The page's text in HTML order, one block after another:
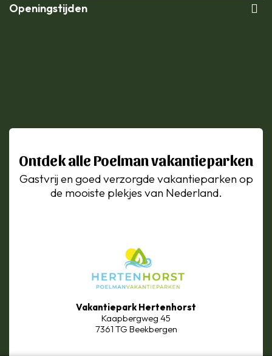
Openingstijden
Ontdek alle Poelman vakantieparken
Gastvrij en goed verzorgde vakantieparken op
de mooiste plekjes van Nederland.
Vakantiepark Hertenhorst
Kaapbergweg 45
7361 TG Beekbergen